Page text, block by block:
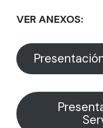
VER ANEXOS: